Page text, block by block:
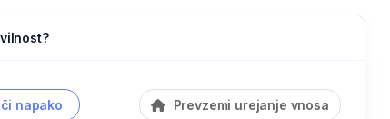
napako Prevzemi urejanje vnosa